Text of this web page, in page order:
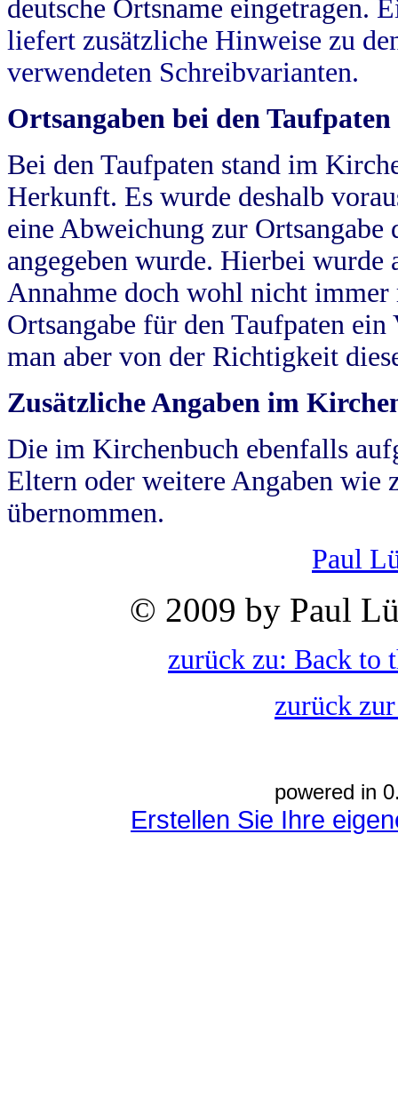
deutsche Ortsname eingetragen.
liefert zusätzliche Hinweise zu
verwendeten Schreibvarianten.
Ortsangaben bei den Taufpaten
Bei den Taufpaten stand im
Herkunft. Es wurde deshalb
eine Abweichung zur
angegeben wurde. Hierbei wurde
Annahme doch wohl nicht
Ortsangabe für den Taufpaten
man aber von der Richtigkeit
Zusätzliche Angaben im
Die im Kirchenbuch ebenfalls
Eltern oder weitere Angaben wie
übernommen.
Paul
© 2009 by Paul
zurück zu: Back to
zurück
powered in
Erstellen Sie Ihre